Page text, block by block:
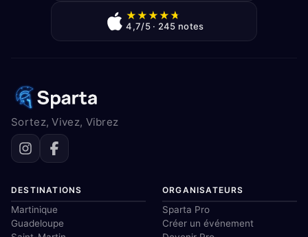
★★★★★
4,7/5 · 245 notes
Sortez, Vivez, Vibrez
DESTINATIONS
Martinique
Guadeloupe
ORGANISATEURS
Sparta Pro
Créer un événement